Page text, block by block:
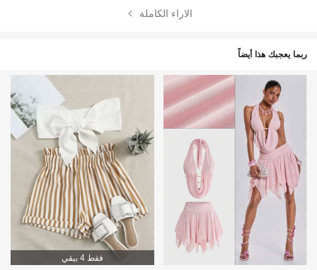
الاراء الكاملة
ربما يعجبك هذا أيضاً
فقط 4 بيقي